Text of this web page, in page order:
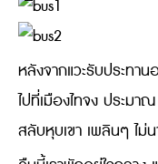
หลังจากแวะรับประทา
ไปที่เมืองไทจง ประม
สลับหุบเขา เพลินๆ ไม่